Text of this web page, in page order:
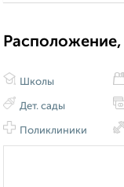
Школы
Дет. сады
Поликлиники